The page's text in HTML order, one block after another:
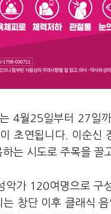
4월25일부터 27일
초연됩니다. 이순신
는 시도로 주목을 끌
악가 120여명으로 구
창단 이후 클래식